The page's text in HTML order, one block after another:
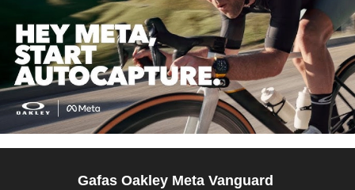
Gafas Oakley Meta Vanguard